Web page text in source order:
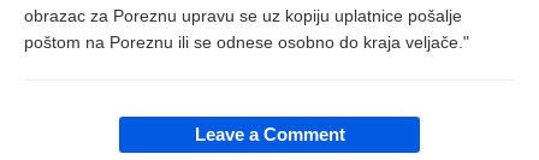
obrazac za Poreznu upravu se uz kopiju uplatnice pošalje
poštom na Poreznu ili se odnese osobno do kraja veljače."
Leave a Comment